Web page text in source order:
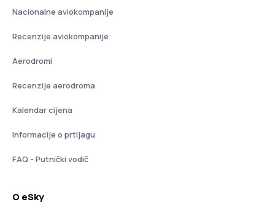
Nacionalne aviokompanije
Recenzije aviokompanije
Aerodromi
Recenzije aerodroma
Kalendar cijena
Informacije o prtljagu
FAQ - Putnički vodič
O eSky